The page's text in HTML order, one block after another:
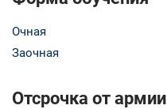
Очная
Заочная
Отсрочка от армии